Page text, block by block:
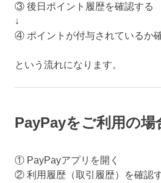
③ 後日ポイント履歴を確認する
↓
④ ポイントが付与されているか
という流れになります。
PayPayをご利用の場
① PayPayアプリを開く
② 利用履歴（取引履歴）を確認